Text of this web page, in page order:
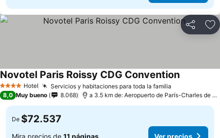
Compartir
4 EstrellasHotel Servicios y habitaciones para toda la familia
Novotel Paris Roissy CDG Convention
8,0 Muy bueno 8.068 a 3.5 km de: Aeropuerto de París-Charles de Gaulle
De $72.537
Mira precios de 11 páginas Ver precios